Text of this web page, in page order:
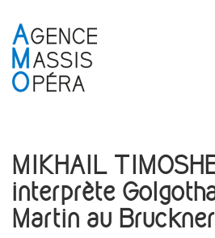
MIKHAIL
interprète
Martin au